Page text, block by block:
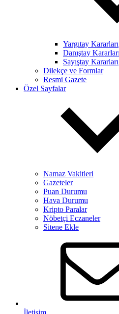
Yargıtay Kararları
Danıştay Kararları
Sayıştay Kararları
Dilekçe ve Formlar
Resmi Gazete
Özel Sayfalar
Namaz Vakitleri
Gazeteler
Puan Durumu
Hava Durumu
Kripto Paralar
Nöbetçi Eczaneler
Sitene Ekle
İletişim